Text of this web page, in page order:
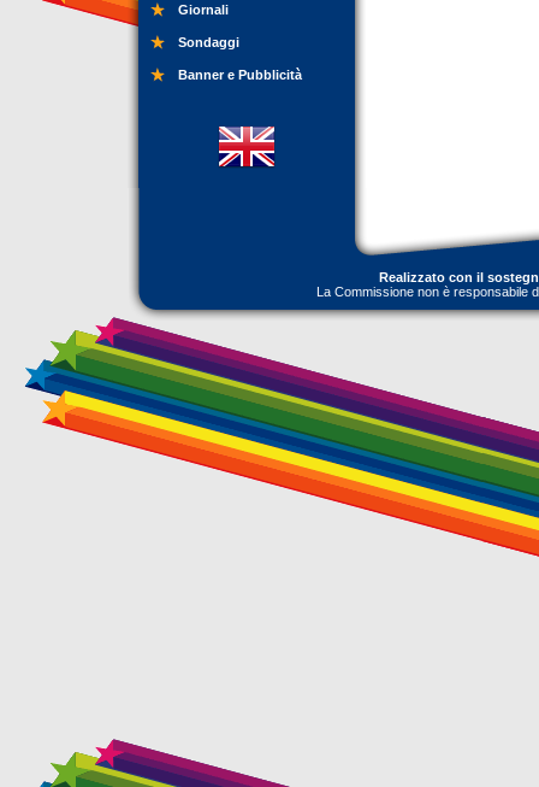
Giornali
Sondaggi
Banner e Pubblicità
Realizzato con il
La Commissione non è responsabile